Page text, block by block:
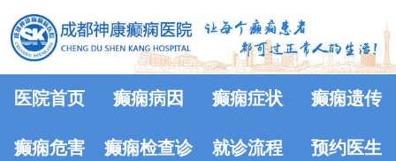
医院首页 癫痫病因 癫痫症状 癫痫遗传
癫痫危害 癫痫检查诊 就诊流程 预约医生